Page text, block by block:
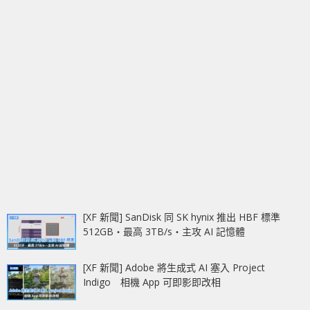
[XF 新聞] SanDisk 同 SK hynix 推出 HBF 標準
512GB‧最高 3TB/s‧主攻 AI 記憶體
[XF 新聞] Adobe 將生成式 AI 塞入 Project
Indigo 相機 App 可即影即改相